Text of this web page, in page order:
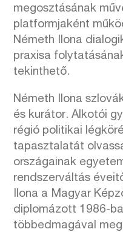
megosztásának
platformjaként
Németh Ilona
praxisa
tekinthető.
Németh Ilona
és kurátor. Alkotói
régió politikai
tapasztalatát
országainak
rendszerváltás
Ilona a Magyar
diplomázott 1986-
többedmagával